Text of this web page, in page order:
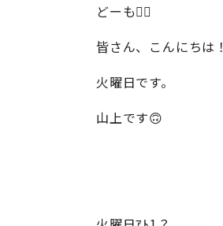
どーも🙋‍♂️
皆さん、こんにちは！
火曜日です。
山上です🙃